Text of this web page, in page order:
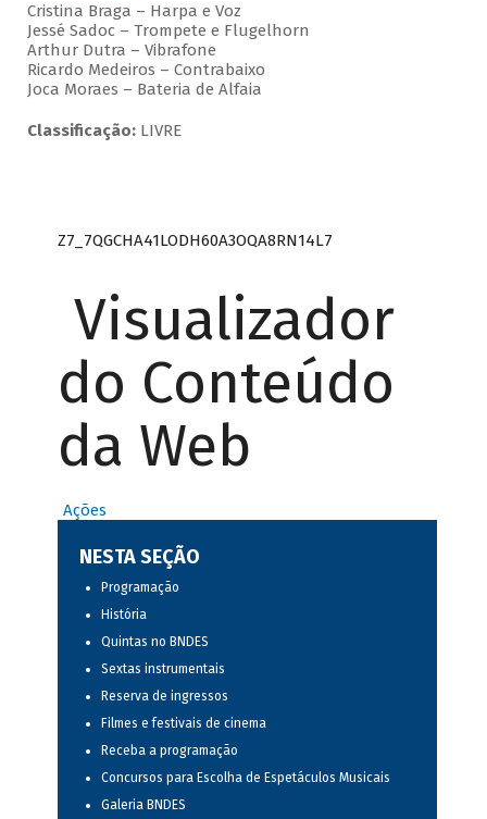
Cristina Braga – Harpa e Voz
Jessé Sadoc – Trompete e Flugelhorn
Arthur Dutra – Vibrafone
Ricardo Medeiros – Contrabaixo
Joca Moraes – Bateria de Alfaia
Classificação:LIVRE
Z7_7QGCHA41LODH60A3OQA8RN14L7
Visualizador
do Conteúdo
da Web
Ações
NESTA SEÇÃO
Programação
História
Quintas no BNDES
Sextas instrumentais
Reserva de ingressos
Filmes e festivais de cinema
Receba a programação
Concursos para Escolha de Espetáculos Musicais
Galeria BNDES